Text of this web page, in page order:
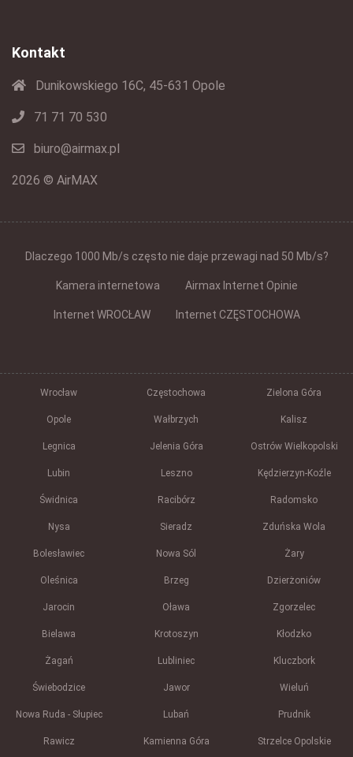
Kontakt
Dunikowskiego 16C, 45-631 Opole
71 71 70 530
biuro@airmax.pl
2026 © AirMAX
Dlaczego 1000 Mb/s często nie daje przewagi nad 50 Mb/s?
Kamera internetowa Airmax Internet Opinie
Internet WROCŁAW Internet CZĘSTOCHOWA
Wrocław Częstochowa Zielona Góra
Opole Wałbrzych Kalisz
Legnica Jelenia Góra Ostrów Wielkopolski
Lubin Leszno Kędzierzyn-Koźle
Świdnica Racibórz Radomsko
Nysa Sieradz Zduńska Wola
Bolesławiec Nowa Sól Żary
Oleśnica Brzeg Dzierżoniów
Jarocin Oława Zgorzelec
Bielawa Krotoszyn Kłodzko
Żagań Lubliniec Kluczbork
Świebodzice Jawor Wieluń
Nowa Ruda - Słupiec Lubań Prudnik
Rawicz Kamienna Góra Strzelce Opolskie